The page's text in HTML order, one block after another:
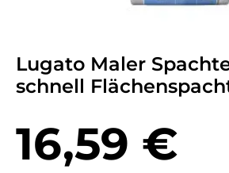
Lugato Maler
schnell
16,59 €